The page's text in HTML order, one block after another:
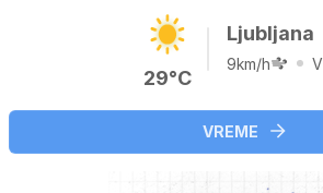
29°C
Ljubljana
9km/h V
VREME